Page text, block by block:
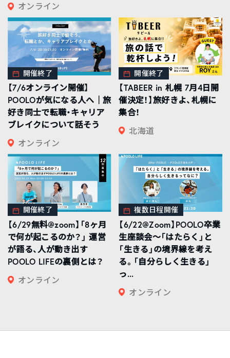
オンライン
開催終了
【7/6オンライン開催】
POOLOが気になる人へ｜旅
好き同士で転職・キャリア
ブレイクについて話そう
オンライン
開催終了
【TABEER in 札幌 7月4日開
催決定！】旅好きよ、札幌に
集合！
北海道
開催終了
【6/29無料@zoom】「8ヶ月
で何が起こるのか？」 運営
が語る、人が動き出す
POOLO LIFEの裏側とは？
オンライン
複数日程開催
【6/22@Zoom】POOLO卒業
生座談会〜「はたらく」と
「生きる」の境界線を考え
る。「自分らしく生きる」
っ...
オンライン